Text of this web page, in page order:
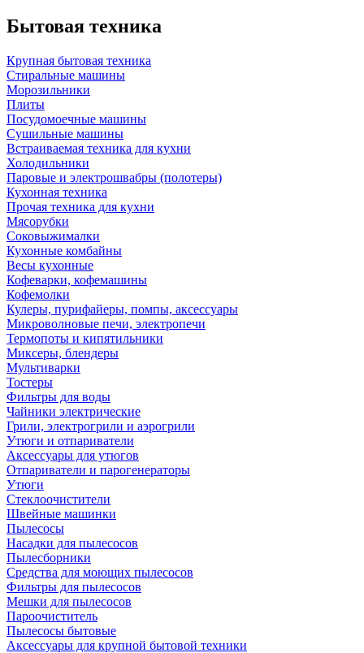
Бытовая техника
Крупная бытовая техника
Стиральные машины
Морозильники
Плиты
Посудомоечные машины
Сушильные машины
Встраиваемая техника для кухни
Холодильники
Паровые и электрошвабры (полотеры)
Кухонная техника
Прочая техника для кухни
Мясорубки
Соковыжималки
Кухонные комбайны
Весы кухонные
Кофеварки, кофемашины
Кофемолки
Кулеры, пурифайеры, помпы, аксессуары
Микроволновые печи, электропечи
Термопоты и кипятильники
Миксеры, блендеры
Мультиварки
Тостеры
Фильтры для воды
Чайники электрические
Грили, электрогрили и аэрогрили
Утюги и отпариватели
Аксессуары для утюгов
Отпариватели и парогенераторы
Утюги
Стеклоочистители
Швейные машинки
Пылесосы
Насадки для пылесосов
Пылесборники
Средства для моющих пылесосов
Фильтры для пылесосов
Мешки для пылесосов
Пароочиститель
Пылесосы бытовые
Аксессуары для крупной бытовой техники